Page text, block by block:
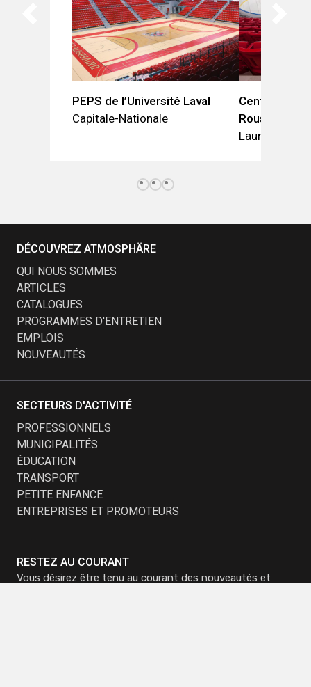
PEPS de l’Université Laval
Capitale-Nationale
Centre
Rousseau
Laurentides
RESTEZ AU COURANT
Vous désirez être tenu au courant des nouveautés et
DÉCOUVREZ ATMOSPHÄRE
QUI NOUS SOMMES
ARTICLES
CATALOGUES
PROGRAMMES D'ENTRETIEN
EMPLOIS
NOUVEAUTÉS
SECTEURS D'ACTIVITÉ
PROFESSIONNELS
MUNICIPALITÉS
ÉDUCATION
TRANSPORT
PETITE ENFANCE
ENTREPRISES ET PROMOTEURS